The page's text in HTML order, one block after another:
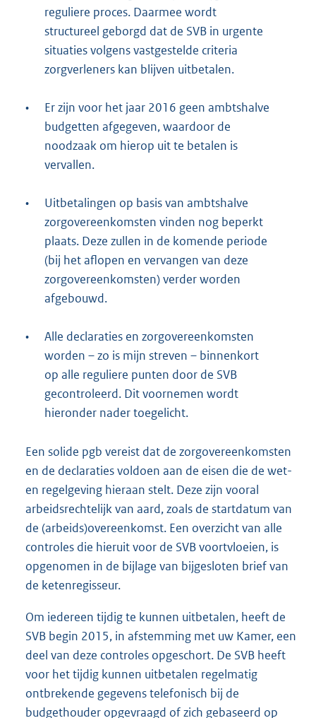
reguliere proces. Daarmee wordt
structureel geborgd dat de SVB in urgente
situaties volgens vastgestelde criteria
zorgverleners kan blijven uitbetalen.
•
Er zijn voor het jaar 2016 geen ambtshalve
budgetten afgegeven, waardoor de
noodzaak om hierop uit te betalen is
vervallen.
•
Uitbetalingen op basis van ambtshalve
zorgovereenkomsten vinden nog beperkt
plaats. Deze zullen in de komende periode
(bij het aflopen en vervangen van deze
zorgovereenkomsten) verder worden
afgebouwd.
•
Alle declaraties en zorgovereenkomsten
worden – zo is mijn streven – binnenkort
op alle reguliere punten door de SVB
gecontroleerd. Dit voornemen wordt
hieronder nader toegelicht.
Een solide pgb vereist dat de zorgovereenkomsten
en de declaraties voldoen aan de eisen die de wet-
en regelgeving hieraan stelt. Deze zijn vooral
arbeidsrechtelijk van aard, zoals de startdatum van
de (arbeids)overeenkomst. Een overzicht van alle
controles die hieruit voor de SVB voortvloeien, is
opgenomen in de bijlage van bijgesloten brief van
de ketenregisseur.
Om iedereen tijdig te kunnen uitbetalen, heeft de
SVB begin 2015, in afstemming met uw Kamer, een
deel van deze controles opgeschort. De SVB heeft
voor het tijdig kunnen uitbetalen regelmatig
ontbrekende gegevens telefonisch bij de
budgethouder opgevraagd of zich gebaseerd op